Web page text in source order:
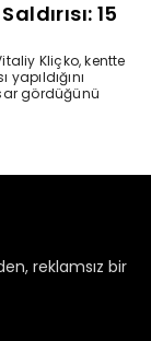
reklamsız bir